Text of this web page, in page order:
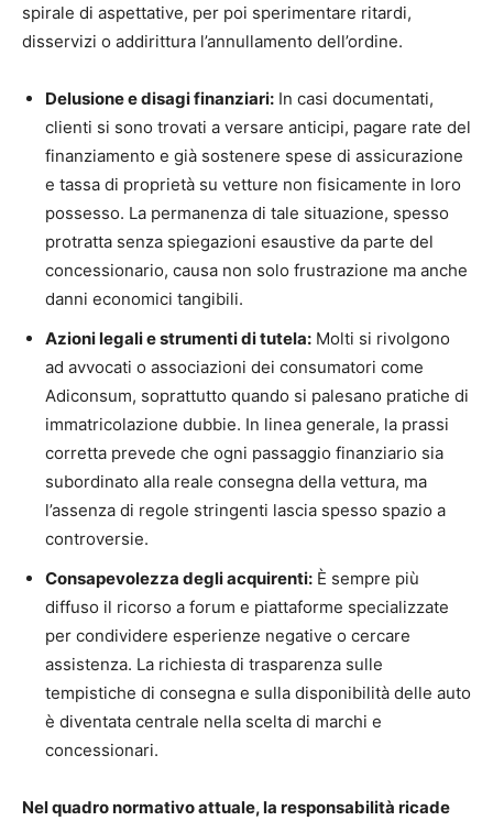
spirale di aspettative, per poi sperimentare ritardi,
disservizi o addirittura l’annullamento dell’ordine.
Delusione e disagi finanziari: In casi documentati,
clienti si sono trovati a versare anticipi, pagare rate del
finanziamento e già sostenere spese di assicurazione
e tassa di proprietà su vetture non fisicamente in loro
possesso. La permanenza di tale situazione, spesso
protratta senza spiegazioni esaustive da parte del
concessionario, causa non solo frustrazione ma anche
danni economici tangibili.
Azioni legali e strumenti di tutela: Molti si rivolgono
ad avvocati o associazioni dei consumatori come
Adiconsum, soprattutto quando si palesano pratiche di
immatricolazione dubbie. In linea generale, la prassi
corretta prevede che ogni passaggio finanziario sia
subordinato alla reale consegna della vettura, ma
l’assenza di regole stringenti lascia spesso spazio a
controversie.
Consapevolezza degli acquirenti: È sempre più
diffuso il ricorso a forum e piattaforme specializzate
per condividere esperienze negative o cercare
assistenza. La richiesta di trasparenza sulle
tempistiche di consegna e sulla disponibilità delle auto
è diventata centrale nella scelta di marchi e
concessionari.
Nel quadro normativo attuale, la responsabilità ricade